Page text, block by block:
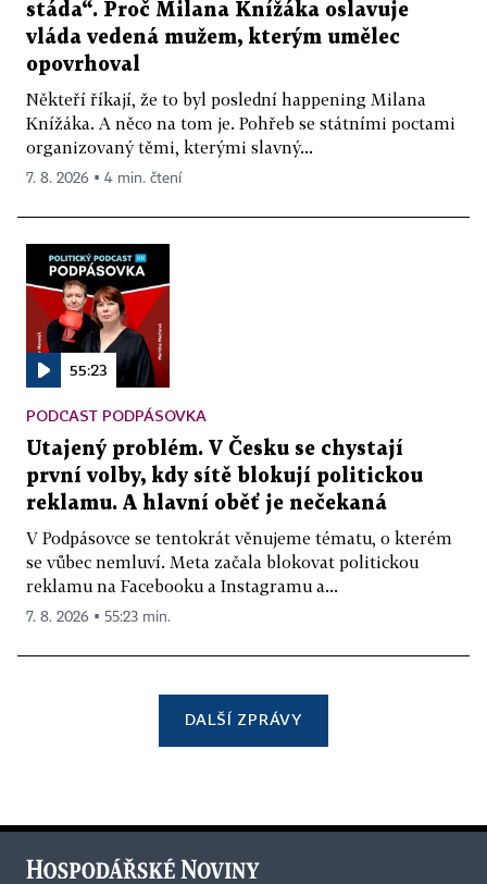
stáda“. Proč Milana Knížáka oslavuje
vláda vedená mužem, kterým umělec
opovrhoval
Někteří říkají, že to byl poslední happening Milana
Knížáka. A něco na tom je. Pohřeb se státními poctami
organizovaný těmi, kterými slavný...
7. 8. 2026 ▪ 4 min. čtení
55:23
PODCAST PODPÁSOVKA
Utajený problém. V Česku se chystají
první volby, kdy sítě blokují politickou
reklamu. A hlavní oběť je nečekaná
V Podpásovce se tentokrát věnujeme tématu, o kterém
se vůbec nemluví. Meta začala blokovat politickou
reklamu na Facebooku a Instagramu a...
7. 8. 2026 ▪ 55:23 min.
DALŠÍ ZPRÁVY